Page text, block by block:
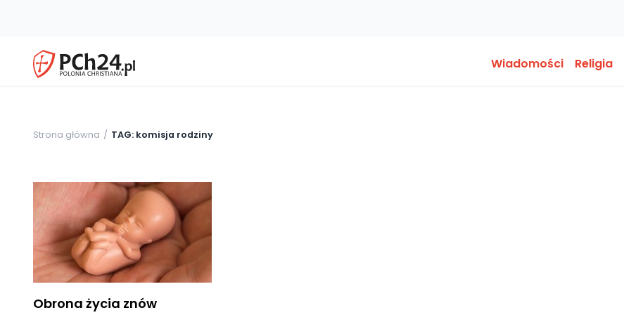
Wiadomości Religia
Strona główna TAG: komisja rodziny
Obrona życia znów